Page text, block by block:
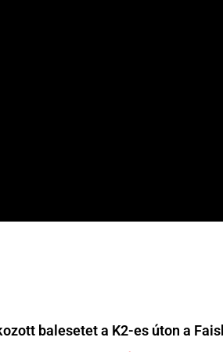
balesetet a K2-es úton a